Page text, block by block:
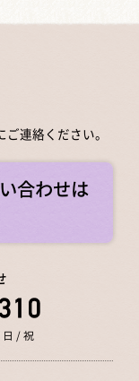
連絡ください。
合わせは
/ 祝